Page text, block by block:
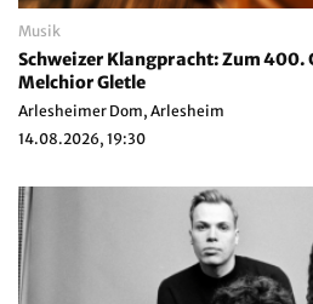
Musik
Schweizer Klangpracht: Zum 400.
Melchior Gletle
Arlesheimer Dom, Arlesheim
14.08.2026, 19:30